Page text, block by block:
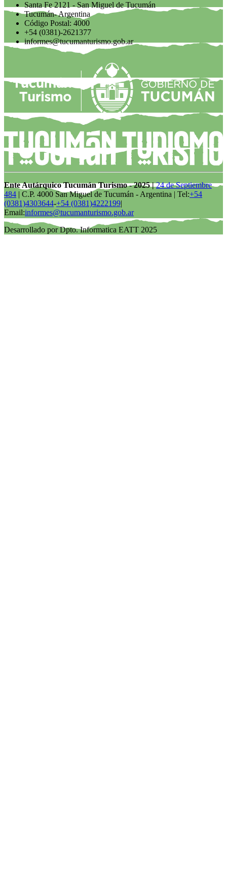
Santa Fe 2121 - San Miguel de Tucumán
Tucumán- Argentina
Código Postal: 4000
+54 (0381)-2621377
informes@tucumanturismo.gob.ar
Ente Autárquico Tucumán Turismo - 2025 |24 de Septiembre
484 | C.P. 4000 San Miguel de Tucumán - Argentina | Tel:+54
(0381)4303644-+54 (0381)4222199|
Email:informes@tucumanturismo.gob.ar
Desarrollado por Dpto. Informatica EATT 2025